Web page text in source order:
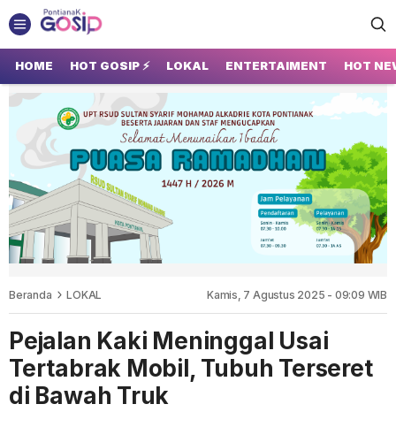
GOSIP PONTIANAK
Tempatnya Gosip Terupdate Pontianak
HOME HOT GOSIP ⚡ LOKAL ENTERTAIMENT HOT
Beranda LOKAL Kamis, 7 Agustus 2025 - 09:09 WIB
Pejalan Kaki Meninggal Usai
Tertabrak Mobil, Tubuh Terseret
di Bawah Truk